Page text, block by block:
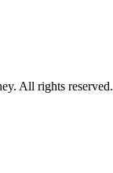
All rights reserved.